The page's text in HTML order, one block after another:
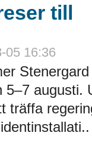
till
05 16:36
5–7 augusti.
träffa